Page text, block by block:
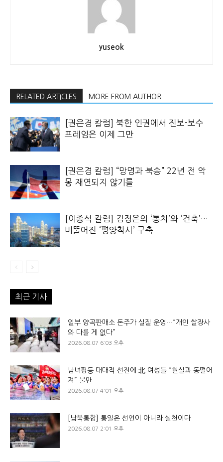
yuseok
RELATED ARTICLES MORE FROM AUTHOR
[권은경 칼럼] 북한 인권에서 진보-보수
프레임은 이제 그만
[권은경 칼럼] “망명과 북송” 22년 전 악
몽 재연되지 않기를
[이종석 칼럼] 김정은의 ‘통치’와 ‘건축’…
비뚤어진 ‘평양착시’ 구축
최근 기사
일부 양곡판매소 돈주가 실질 운영…“개인 쌀장사
와 다를 게 없다”
2026.08.07 6:03 오후
남녀평등 대대적 선전에 北 여성들 “현실과 동떨어
져” 불만
2026.08.07 4:01 오후
[남북통합] 통일은 선언이 아니라 실천이다
2026.08.07 2:01 오후